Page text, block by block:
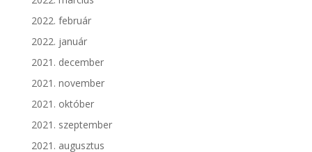
2022. február
2022. január
2021. december
2021. november
2021. október
2021. szeptember
2021. augusztus